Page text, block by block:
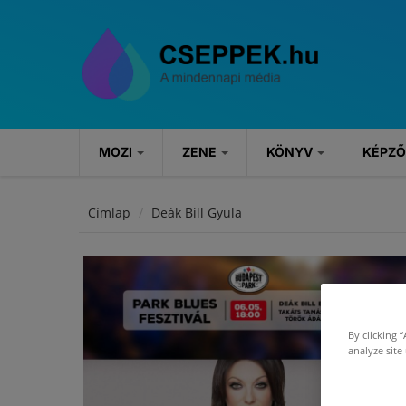
MOZI
MOZI
Hírek
Kritikák
ZENE
ZENE
Hírek
Koncertek
KÖNYV
KÖNYV
Könyvajánlók
Rendezvények
Szösszenetek
Címlap Deák Bill Gyula
By clicking
analyze